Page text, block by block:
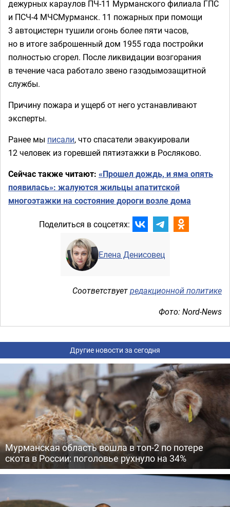
дежурных караулов ПЧ-11 Мурманского филиала ГПС
и ПСЧ-4 МЧСМурманск. 11 пожарных при помощи
3 автоцистерн тушили огонь более пяти часов,
но в итоге заброшенный дом 1955 года постройки
полностью сгорел. После ликвидации возгорания
в течение часа работало звено газодымозащитной
службы.
Причину пожара и ущерб от него устанавливают
эксперты.
Ранее мы писали, что спасатели эвакуировали
12 человек из горевшей пятиэтажки в Росляково.
Сейчас также читают: «Прошел дождь, и яма опять
появилась»: жалуются жильцы апатитской
многоэтажки на состояние дороги возле дома
Поделиться в соцсетях:
Елена Денисовец
Соответствуетредакционной политике
Фото: Nord-News
Другие новости за сегодня
Мурманская область вошла в топ-2 по потере
скота в России: поголовье рухнуло на 34%